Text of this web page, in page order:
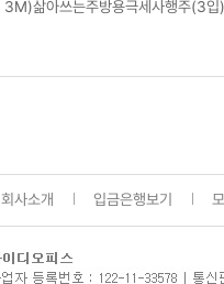
3M)삶아쓰는주방용극세사행주(3입)
회사소개 입금은행보기